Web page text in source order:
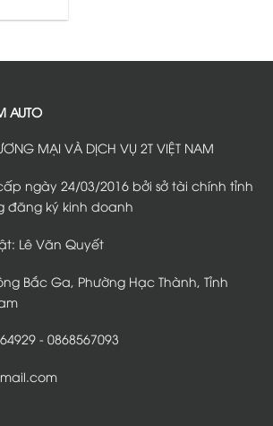
AUTO
MẠI VÀ DỊCH VỤ 2T VIỆT NAM
ngày 24/03/2016 bởi sở tài chính tỉnh
đăng ký kinh doanh
Lê Văn Quyết
Bắc Ga, Phường Hạc Thành, Tỉnh
- 0868567093